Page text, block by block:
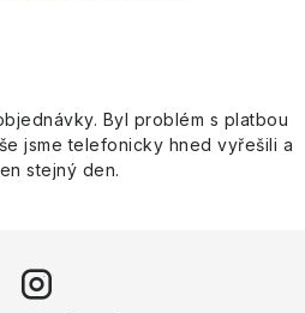
Byl problém s platbou
jsme telefonicky hned vyřešili a
stejný den.